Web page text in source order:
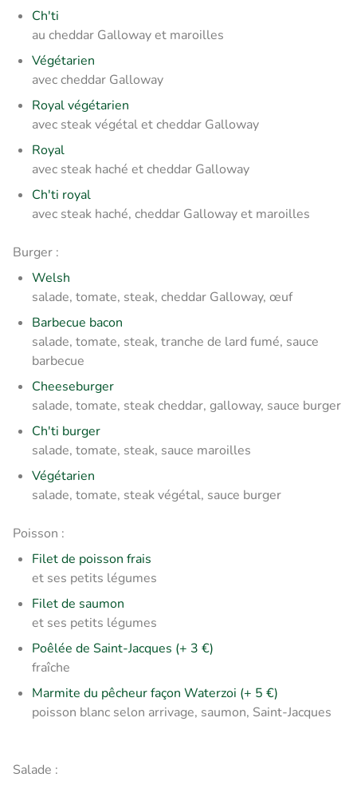
Ch'ti
au cheddar Galloway et maroilles
Végétarien
avec cheddar Galloway
Royal végétarien
avec steak végétal et cheddar Galloway
Royal
avec steak haché et cheddar Galloway
Ch'ti royal
avec steak haché, cheddar Galloway et maroilles
Burger :
Welsh
salade, tomate, steak, cheddar Galloway, œuf
Barbecue bacon
salade, tomate, steak, tranche de lard fumé, sauce
barbecue
Cheeseburger
salade, tomate, steak cheddar, galloway, sauce burger
Ch'ti burger
salade, tomate, steak, sauce maroilles
Végétarien
salade, tomate, steak végétal, sauce burger
Poisson :
Filet de poisson frais
et ses petits légumes
Filet de saumon
et ses petits légumes
Poêlée de Saint-Jacques (+ 3 €)
fraîche
Marmite du pêcheur façon Waterzoi (+ 5 €)
poisson blanc selon arrivage, saumon, Saint-Jacques
Salade :